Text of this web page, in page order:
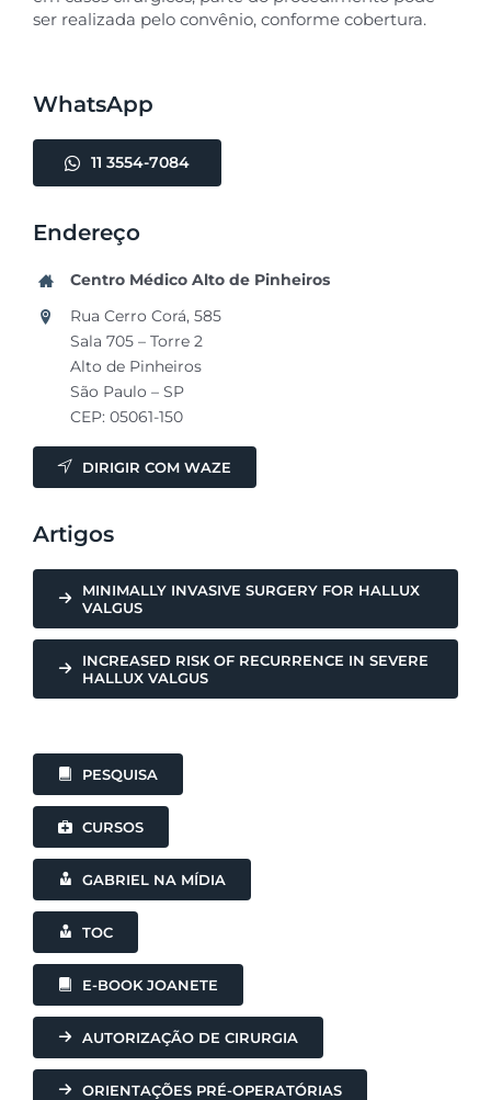
ser realizada pelo convênio, conforme cobertura.
WhatsApp
11 3554-7084
Endereço
Centro Médico Alto de Pinheiros
Rua Cerro Corá, 585
Sala 705 – Torre 2
Alto de Pinheiros
São Paulo – SP
CEP: 05061-150
DIRIGIR COM WAZE
Artigos
MINIMALLY INVASIVE SURGERY FOR HALLUX
VALGUS
INCREASED RISK OF RECURRENCE IN SEVERE
HALLUX VALGUS
PESQUISA
CURSOS
GABRIEL NA MÍDIA
TOC
E-BOOK JOANETE
AUTORIZAÇÃO DE CIRURGIA
ORIENTAÇÕES PRÉ-OPERATÓRIAS